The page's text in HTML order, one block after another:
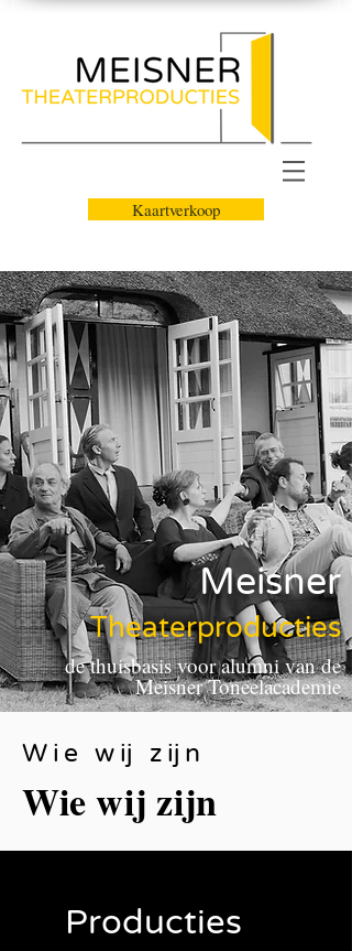
Kaartverkoop
Meisner
Theaterproducties
de thuisbasis voor alumni van de
Meisner Toneelacademie
Wie wij zijn
Wie wij zijn
Producties